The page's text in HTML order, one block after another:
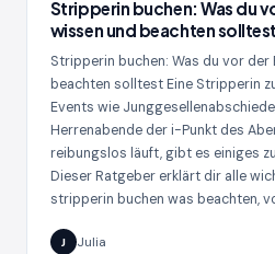
Stripperin buchen: Was du
wissen und beachten solltest
Stripperin buchen: Was du vor der
beachten solltest Eine Stripperin
Events wie
Herrenabende der i-Punkt des
reibungslos läuft, gibt es einiges
Dieser Ratgeber erklärt dir alle
stripperin buchen was beachten,
J Julia